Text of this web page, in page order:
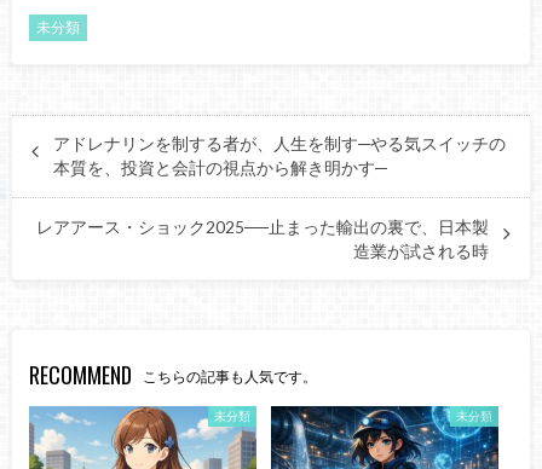
未分類
アドレナリンを制する者が、人生を制す─やる気スイッチの
本質を、投資と会計の視点から解き明かす─
レアアース・ショック2025──止まった輸出の裏で、日本製
造業が試される時
RECOMMEND こちらの記事も人気です。
未分類 未分類